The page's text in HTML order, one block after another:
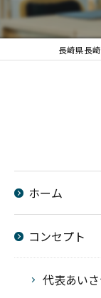
長崎県長
ホーム
コンセプト
代表あい